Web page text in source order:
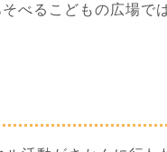
べるこどもの広場で